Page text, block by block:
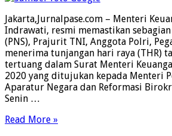
Jakarta,Jurnalpase.com – Menteri
Indrawati, resmi memastikan
(PNS), Prajurit TNI, Anggota Polri,
menerima tunjangan hari raya (THR)
tertuang dalam Surat Menteri
2020 yang ditujukan kepada Menteri
Aparatur Negara dan Reformasi
Senin …
Read More »